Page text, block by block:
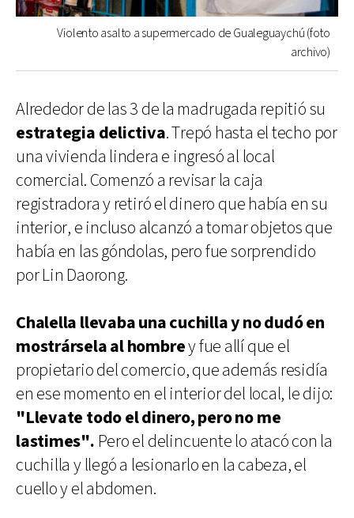
Violento asalto a supermercado de Gualeguaychú (foto
archivo)
Alrededor de las 3 de la madrugada repitió su
estrategia delictiva. Trepó hasta el techo por
una vivienda lindera e ingresó al local
comercial. Comenzó a revisar la caja
registradora y retiró el dinero que había en su
interior, e incluso alcanzó a tomar objetos que
había en las góndolas, pero fue sorprendido
por Lin Daorong.
Chalella llevaba una cuchilla y no dudó en
mostrársela al hombrey fue allí que el
propietario del comercio, que además residía
en ese momento en el interior del local, le dijo:
"Llevate todo el dinero, pero no me
lastimes". Pero el delincuente lo atacó con la
cuchilla y llegó a lesionarlo en la cabeza, el
cuello y el abdomen.